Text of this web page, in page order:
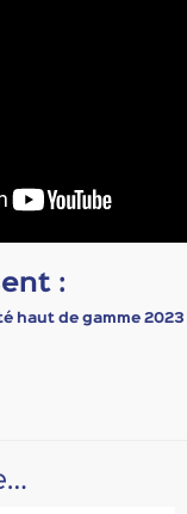
:
haut de gamme 2023